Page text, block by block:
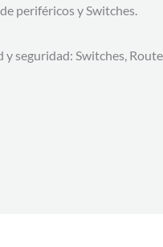
periféricos y Switches.
seguridad: Switches,